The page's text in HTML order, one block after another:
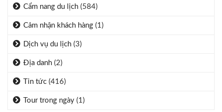
Cẩm nang du lịch (584)
Cảm nhận khách hàng (1)
Dịch vụ du lịch (3)
Địa danh (2)
Tin tức (416)
Tour trong ngày (1)